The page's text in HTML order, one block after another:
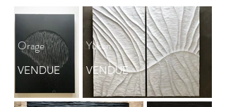
Orage
VENDUE
Yukon
VENDUE